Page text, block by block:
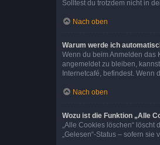
Solltest du trotzdem nicht in
Nach oben
Warum werde ich
Wenn du beim Anmelden das
angemeldet zu bleiben,
Internetcafé, befindest.
Nach oben
Wozu ist die Funktion „Alle
„Alle Cookies löschen“
„Gelesen“-Status – sofern